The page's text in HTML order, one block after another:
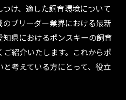
け、適した飼育環境について
ブリーダー業界における最新
県におけるポンスキーの飼育
紹介いたします。これからポ
考えている方にとって、役立